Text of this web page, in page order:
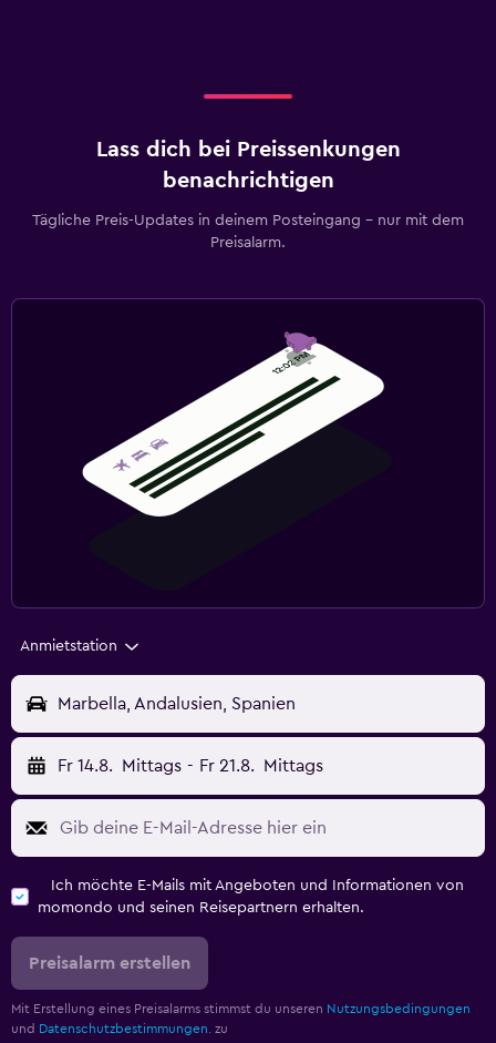
Lass dich bei Preissenkungen
benachrichtigen
Tägliche Preis-Updates in deinem Posteingang – nur mit dem
Preisalarm.
Anmietstation
Marbella, Andalusien, Spanien
Fr 14.8. Mittags - Fr 21.8. Mittags
Ich möchte E-Mails mit Angeboten und Informationen von
momondo und seinen Reisepartnern erhalten.
Preisalarm erstellen
Mit Erstellung eines Preisalarms stimmst du unseren Nutzungsbedingungen
und Datenschutzbestimmungen. zu